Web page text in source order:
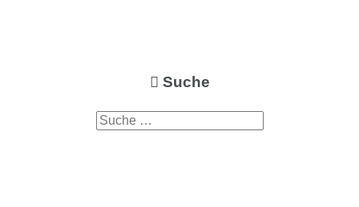
Suche